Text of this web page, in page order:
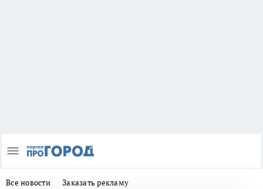
Все новости Заказать рекламу